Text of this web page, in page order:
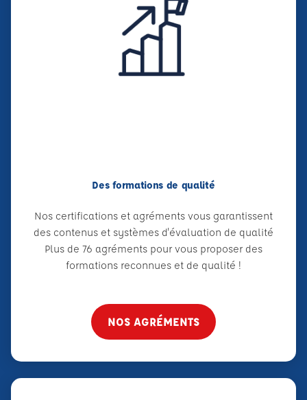
Des formations de qualité
Nos certifications et agréments vous garantissent
des contenus et systèmes d'évaluation de qualité
Plus de 76 agréments pour vous proposer des
formations reconnues et de qualité !
NOS AGRÉMENTS